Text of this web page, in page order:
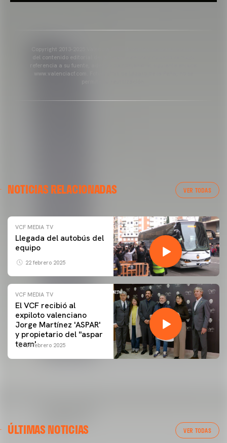
Copyright 2013-2025 Valencia Club de Fútbol. Se permite el uso
del contenido editorial del artículo siempre y cuando se haga
referencia a su fuente, además de contener el siguiente enlace:
www.valenciacf.com. Fotografías de Lázaro de la Peña, no se
NOTICIAS RELACIONADAS VER TODAS
VCF MEDIA TV
Llegada del autobús del
equipo
22 febrero 2025
VCF MEDIA TV
El VCF recibió al
expiloto valenciano
Jorge Martínez 'ASPAR'
y propietario del ''aspar
team'
09 febrero 2025
ÚLTIMAS NOTICIAS VER TODAS